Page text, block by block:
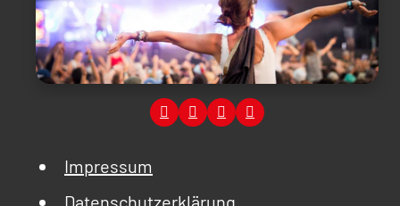
Impressum
Datenschutzerklärung